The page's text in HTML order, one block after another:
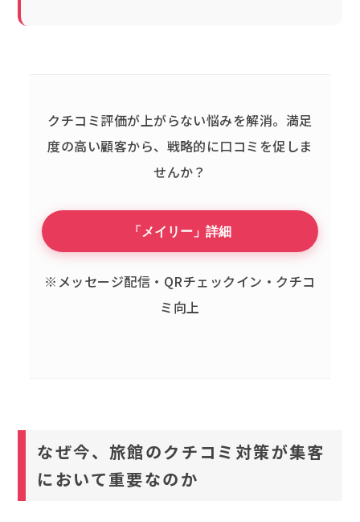
クチコミ評価が上がらない悩みを解消。 満足
度の高い顧客から、戦略的に口コミを促しま
せんか？
「メイリー」詳細
※メッセージ配信・QRチェックイン・クチコ
ミ向上
なぜ今、旅館のクチコミ対策が集客
において重要なのか